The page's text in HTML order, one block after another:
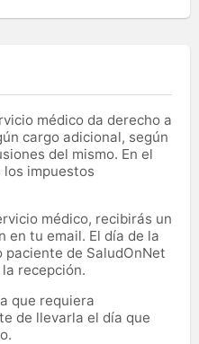
médico da derecho a
cargo adicional, según
del mismo. En el
impuestos
médico, recibirás un
en tu email. El día de la
de SaludOnNet
recepción.
que requiera
de llevarla el día que